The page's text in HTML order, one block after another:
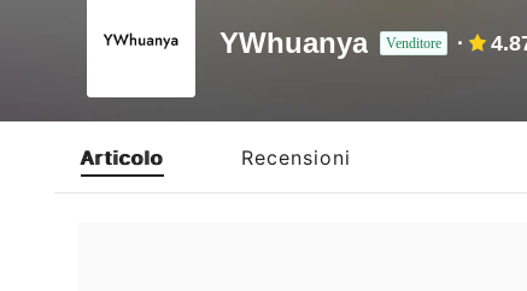
YWhuanya Venditore
Articolo Recensioni